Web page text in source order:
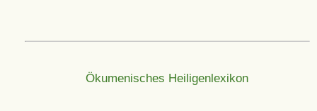
Ökumenisches Heiligenlexikon